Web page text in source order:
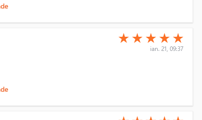
(*)
★ (*)
★ (*)
★ (*)
★ (*)
★
ian. 21, 09:37